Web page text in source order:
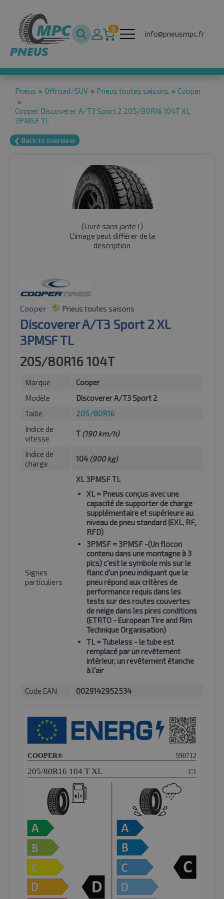
0
info@pneusmpc.fr
Pneus » Offroad/SUV » Pneus toutes saisons » Cooper
»
Cooper Discoverer A/T3 Sport 2 205/80R16 104T XL
3PMSF TL
❮ Back to overview
(Livré sans jante !)
L'image peut différer de la
description
Cooper Pneus toutes saisons
Discoverer A/T3 Sport 2 XL
3PMSF TL
205/80R16 104T
Marque
Cooper
Modèle
Discoverer A/T3 Sport 2
Taille
205/80R16
Indice de
vitesse
T (190 km/h)
Indice de
charge
104 (900 kg)
Signes
particuliers
XL 3PMSF TL
XL= Pneus conçus avec une
capacité de supporter de charge
supplémentaire et supérieure au
niveau de pneu standard (EXL, RF,
RFD)
3PMSF = 3PMSF -(Un flocon
contenu dans une montagne à 3
pics) c'est le symbole mis sur le
flanc d'un pneu indiquant que le
pneu répond aux critères de
performance requis dans les
tests sur des routes couvertes
de neige dans les pires conditions
(ETRTO - European Tire and Rim
Technique Organisation)
TL= Tubeless - le tube est
remplacé par un revêtement
intérieur, un revêtement étanche
à l'air
Code EAN 0029142952534